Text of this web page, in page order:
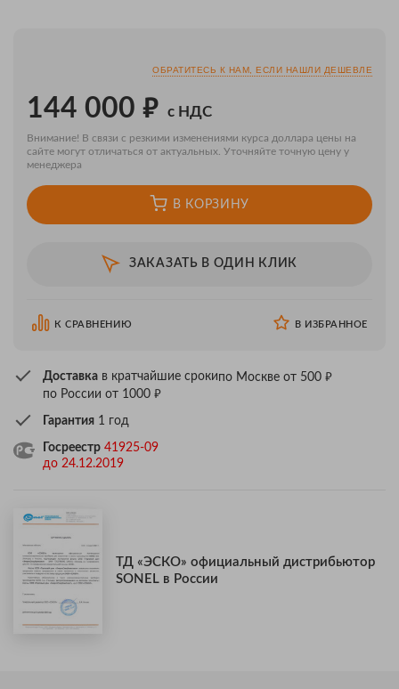
ОБРАТИТЕСЬ К НАМ, ЕСЛИ НАШЛИ ДЕШЕВЛЕ
144 000 ₽ с НДС
Внимание! В связи с резкими изменениями курса доллара цены на
сайте могут отличаться от актуальных. Уточняйте точную цену у
менеджера
В КОРЗИНУ
ЗАКАЗАТЬ В ОДИН КЛИК
К СРАВНЕНИЮ В ИЗБРАННОЕ
Доставка в кратчайшие срокипо Москве от 500 ₽
по России от 1000 ₽
Гарантия 1 год
Госреестр 41925-09
до 24.12.2019
ТД «ЭСКО» официальный дистрибьютор
SONEL в России